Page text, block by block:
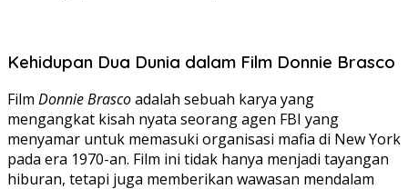
Kehidupan Dua Dunia dalam Film Donnie Brasco
Film Donnie Brascoadalah sebuah karya yang
mengangkat kisah nyata seorang agen FBI yang
menyamar untuk memasuki organisasi mafia di New York
pada era 1970-an. Film ini tidak hanya menjadi tayangan
hiburan, tetapi juga memberikan wawasan mendalam